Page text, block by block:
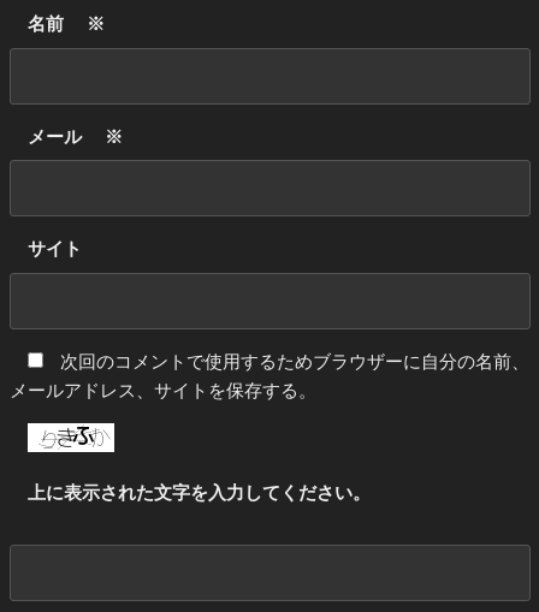
名前 ※
メール ※
サイト
次回のコメントで使用するためブラウザーに自分の名前、
メールアドレス、サイトを保存する。
上に表示された文字を入力してください。